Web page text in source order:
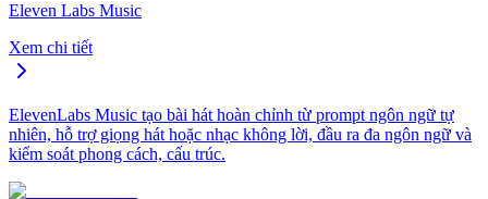
Eleven Labs Music
Xem chi tiết
ElevenLabs Music tạo bài hát hoàn chỉnh từ prompt ngôn ngữ tự
nhiên, hỗ trợ giọng hát hoặc nhạc không lời, đầu ra đa ngôn ngữ và
kiểm soát phong cách, cấu trúc.